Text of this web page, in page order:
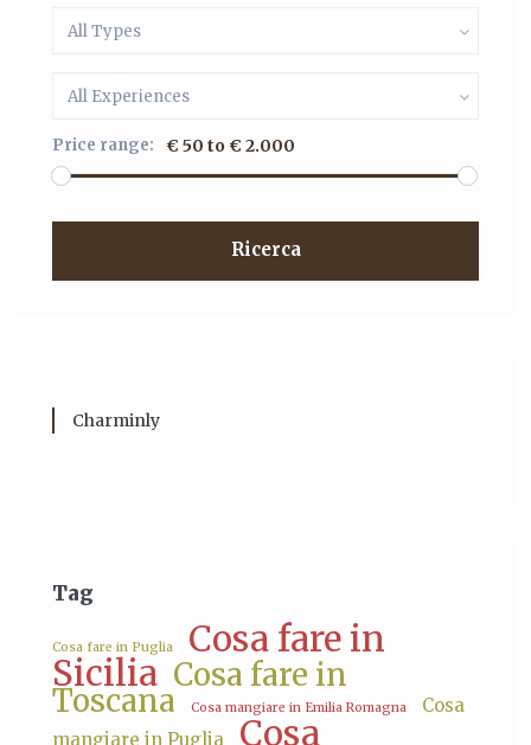
All Types
All Experiences
Price range: € 50 to € 2.000
Ricerca
Charminly
Tag
Cosa fare in Puglia Cosa fare in
Sicilia Cosa fare in
Toscana Cosa mangiare in Emilia Romagna
Cosa
mangiare in Puglia
Cosa